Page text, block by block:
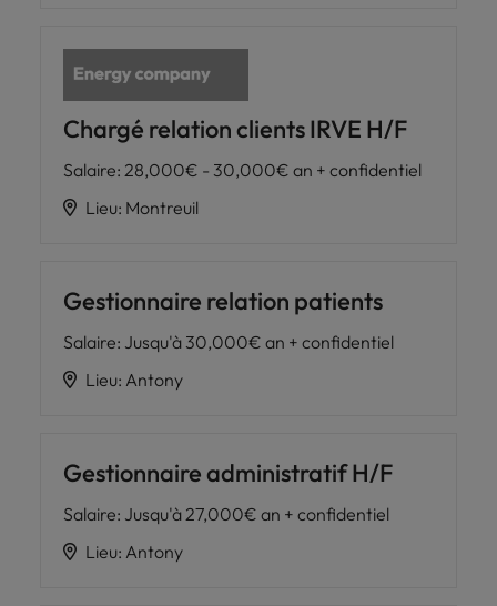
Chargé relation clients IRVE H/F
Salaire: 28,000€ - 30,000€ an + confidentiel
Lieu: Montreuil
Gestionnaire relation patients
Salaire: Jusqu'à 30,000€ an + confidentiel
Lieu: Antony
Gestionnaire administratif H/F
Salaire: Jusqu'à 27,000€ an + confidentiel
Lieu: Antony